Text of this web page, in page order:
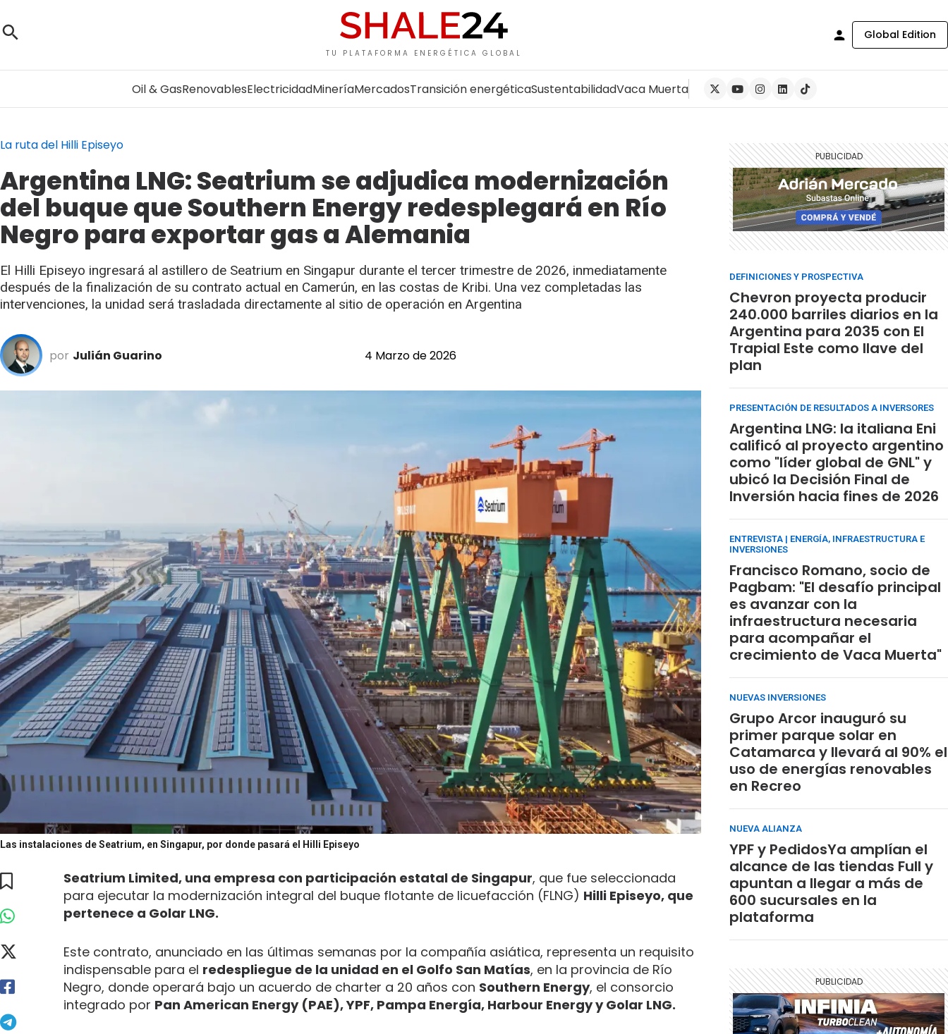
TU PLATAFORMA ENERGÉTICA GLOBAL
Global Edition
Oil & GasRenovablesElectricidadMineríaMercadosTransición energéticaSustentabilidadVaca Muerta
La ruta del Hilli Episeyo
Argentina LNG: Seatrium se adjudica modernización
del buque que Southern Energy redesplegará en Río
Negro para exportar gas a Alemania
El Hilli Episeyo ingresará al astillero de Seatrium en Singapur durante el tercer trimestre de 2026, inmediatamente
después de la finalización de su contrato actual en Camerún, en las costas de Kribi. Una vez completadas las
intervenciones, la unidad será trasladada directamente al sitio de operación en Argentina
por Julián Guarino 4 Marzo de 2026
Las instalaciones de Seatrium, en Singapur, por donde pasará el Hilli Episeyo
Seatrium Limited, una empresa con participación estatal de Singapur, que fue seleccionada
para ejecutar la modernización integral del buque flotante de licuefacción (FLNG) Hilli Episeyo, que
pertenece a Golar LNG.
Este contrato, anunciado en las últimas semanas por la compañía asiática, representa un requisito
indispensable para el redespliegue de la unidad en el Golfo San Matías, en la provincia de Río
Negro, donde operará bajo un acuerdo de charter a 20 años con Southern Energy, el consorcio
integrado por Pan American Energy (PAE), YPF, Pampa Energía, Harbour Energy y Golar LNG.
DEFINICIONES Y PROSPECTIVA
Chevron proyecta producir
240.000 barriles diarios en la
Argentina para 2035 con El
Trapial Este como llave del
plan
PRESENTACIÓN DE RESULTADOS A INVERSORES
Argentina LNG: la italiana Eni
calificó al proyecto argentino
como "líder global de GNL" y
ubicó la Decisión Final de
Inversión hacia fines de 2026
ENTREVISTA | ENERGÍA, INFRAESTRUCTURA E
INVERSIONES
Francisco Romano, socio de
Pagbam: "El desafío principal
es avanzar con la
infraestructura necesaria
para acompañar el
crecimiento de Vaca Muerta"
NUEVAS INVERSIONES
Grupo Arcor inauguró su
primer parque solar en
Catamarca y llevará al 90% el
uso de energías renovables
en Recreo
NUEVA ALIANZA
YPF y PedidosYa amplían el
alcance de las tiendas Full y
apuntan a llegar a más de
600 sucursales en la
plataforma